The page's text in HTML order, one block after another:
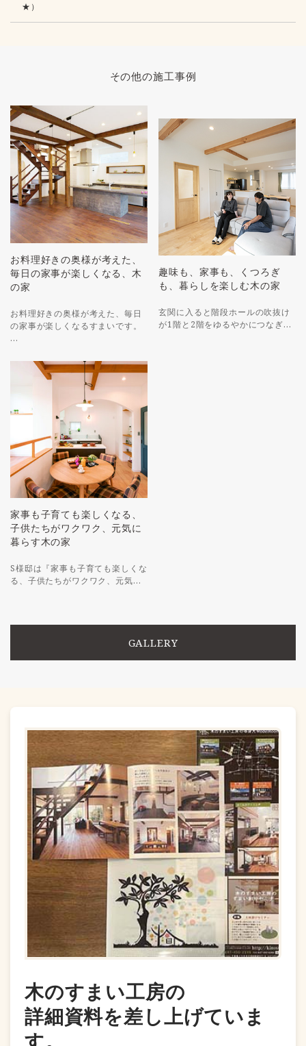
★）
その他の施工事例
お料理好きの奥様が考えた、
毎日の家事が楽しくなる、木
の家
お料理好きの奥様が考えた、毎日
の家事が楽しくなるすまいです。
…
趣味も、家事も、くつろぎ
も、暮らしを楽しむ木の家
玄関に入ると階段ホールの吹抜け
が1階と2階をゆるやかにつなぎ…
家事も子育ても楽しくなる、
子供たちがワクワク、元気に
暮らす木の家
S様邸は『家事も子育ても楽しくな
る、子供たちがワクワク、元気…
GALLERY
木のすまい工房の
詳細資料を差し上げていま
す。